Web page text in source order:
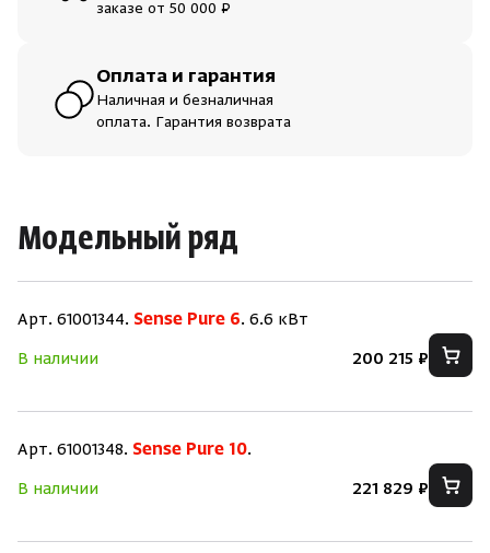
заказе от 50 000 ₽
Оплата и гарантия
Наличная и безналичная
оплата. Гарантия возврата
Модельный ряд
Арт. 61001344. Sense Pure 6. 6.6 кВт
В наличии
200 215 ₽
Арт. 61001348. Sense Pure 10.
В наличии
221 829 ₽
Скрыть/
Скрыть/